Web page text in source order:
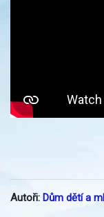
Autoři: Dům dětí a